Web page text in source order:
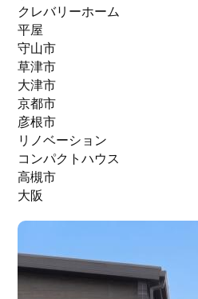
クレバリーホーム
平屋
守山市
草津市
大津市
京都市
彦根市
リノベーション
コンパクトハウス
高槻市
大阪